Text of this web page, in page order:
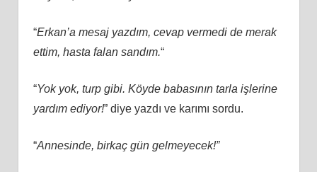
“Erkan’a mesaj yazdım, cevap vermedi de merak
ettim, hasta falan sandım.“
“Yok yok, turp gibi. Köyde babasının tarla işlerine
yardım ediyor!” diye yazdı ve karımı sordu.
“Annesinde, birkaç gün gelmeyecek!”